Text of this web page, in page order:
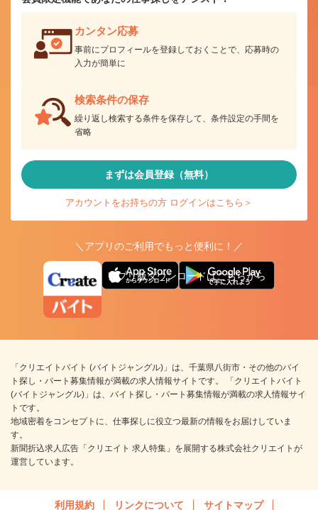
カンタン応募
事前にプロフィールを登録しておくことで、応募時の
入力が簡単に
検索条件の保存
繰り返し検索する条件を保存して、条件設定の手間を
省略
まずは会員登録（無料）
アカウントをお持ちの方 ログインはこちら＞
＼アプリのご利用でもっと便利に！／
アプリ版ダウンロードはこちらから
「クリエイトバイト (バイトジャングル)」は、千葉県八街市・その他のバイ
ト探し・パート募集情報が満載の求人情報サイトです。 「クリエイトバイト
(バイトジャングル)」は、バイト探し・パート募集情報が満載の求人情報サイ
トです。
地域密着をコンセプトに、仕事探しに役立つ最新の情報をお届けしていま
す。
新聞折込求人広告「クリエイト 求人特集」を展開する株式会社クリエイトが
運営しています。
利用規約 リンクについて サイトマップ